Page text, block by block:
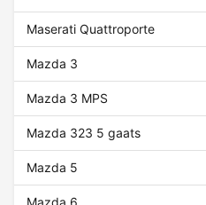
Maserati Quattroporte
Mazda 3
Mazda 3 MPS
Mazda 323 5 gaats
Mazda 5